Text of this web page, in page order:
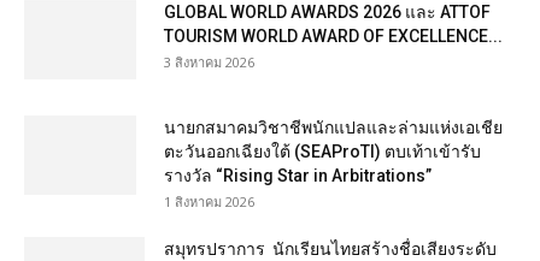
GLOBAL WORLD AWARDS 2026 และ ATTOF
TOURISM WORLD AWARD OF EXCELLENCE...
3 สิงหาคม 2026
นายกสมาคมวิชาชีพนักแปลและล่ามแห่งเอเชีย
ตะวันออกเฉียงใต้ (SEAProTI) ตบเท้าเข้ารับ
รางวัล “Rising Star in Arbitrations”
1 สิงหาคม 2026
สมุทรปราการ นักเรียนไทยสร้างชื่อเสียงระดับ